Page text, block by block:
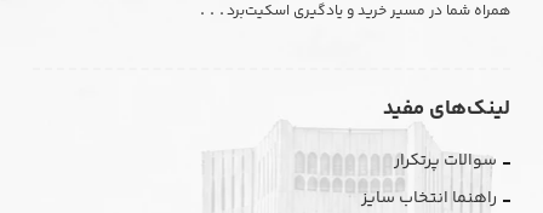
همراه شما در مسیر خرید و یادگیری اسکیت‌برد. . .
لینک‌های مفید
سوالات پرتکرار
راهنما انتخاب سایز